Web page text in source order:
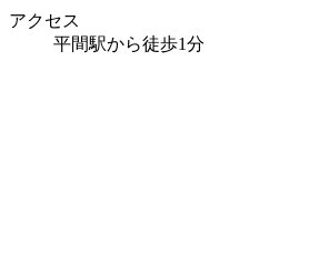
アクセス
平間駅から徒歩1分